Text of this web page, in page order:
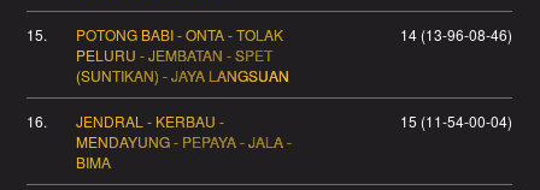
15.
POTONG BABI - ONTA - TOLAK
PELURU - JEMBATAN - SPET
(SUNTIKAN) - JAYA LANGSUAN
14 (13-96-08-46)
16.
JENDRAL - KERBAU -
MENDAYUNG - PEPAYA - JALA -
BIMA
15 (11-54-00-04)